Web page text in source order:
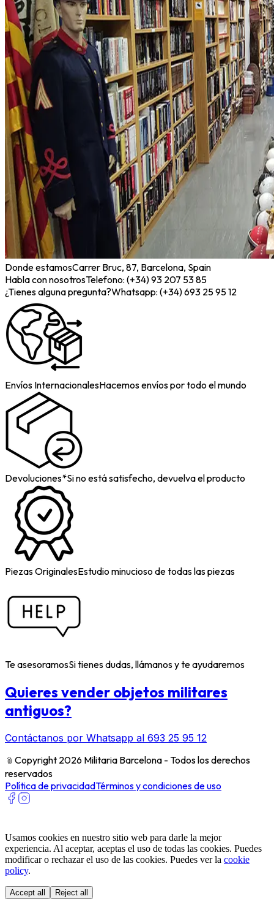
Donde estamosCarrer Bruc, 87, Barcelona, Spain
Habla con nosotrosTelefono: (+34) 93 207 53 85
¿Tienes alguna pregunta?Whatsapp: (+34) 693 25 95 12
Envíos InternacionalesHacemos envíos por todo el mundo
Devoluciones*Si no está satisfecho, devuelva el producto
Piezas OriginalesEstudio minucioso de todas las piezas
Te asesoramosSi tienes dudas, llámanos y te ayudaremos
Quieres vender objetos militares
antiguos?
Contáctanos por Whatsapp al 693 25 95 12
﹫ Copyright 2026 Militaria Barcelona - Todos los derechos
reservados
Política de privacidadTérminos y condiciones de uso
Usamos cookies en nuestro sitio web para darle la mejor
experiencia. Al aceptar, aceptas el uso de todas las cookies. Puedes
modificar o rechazar el uso de las cookies. Puedes ver la cookie
policy.
Accept all Reject all